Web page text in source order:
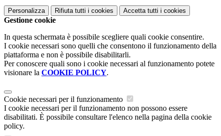
Personalizza Rifiuta tutti i cookies Accetta tutti i cookies
Gestione cookie
In questa schermata è possibile scegliere quali cookie consentire.
I cookie necessari sono quelli che consentono il funzionamento della
piattaforma e non è possibile disabilitarli.
Per conoscere quali sono i cookie necessari al funzionamento potete
visionare la COOKIE POLICY.
Cookie necessari per il funzionamento
I cookie necessari per il funzionamento non possono essere
disabilitati. È possibile consultare l'elenco nella pagina della cookie
policy.